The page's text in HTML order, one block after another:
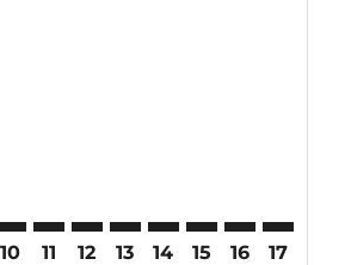
10 11 12 13 14 15 16 17